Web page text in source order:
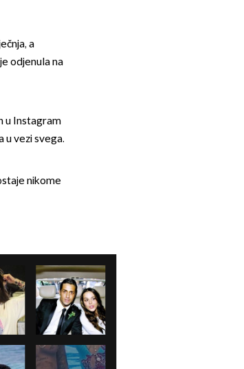
a
odjenula na
u Instagram
u vezi svega.
nikome